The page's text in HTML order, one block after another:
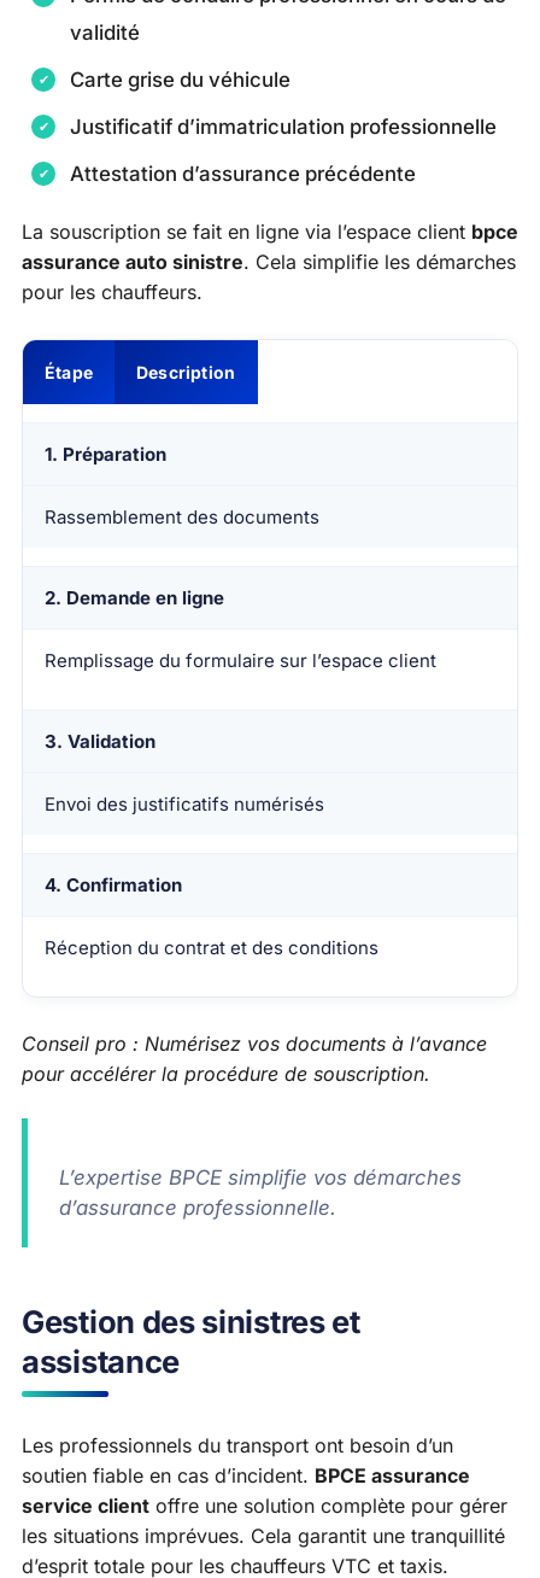
validité
Carte grise du véhicule
Justificatif d’immatriculation professionnelle
Attestation d’assurance précédente
La souscription se fait en ligne via l’espace client bpce
assurance auto sinistre. Cela simplifie les démarches
pour les chauffeurs.
Étape Description
1. Préparation
Rassemblement des documents
2. Demande en ligne
Remplissage du formulaire sur l’espace client
3. Validation
Envoi des justificatifs numérisés
4. Confirmation
Réception du contrat et des conditions
Conseil pro : Numérisez vos documents à l’avance
pour accélérer la procédure de souscription.
L’expertise BPCE simplifie vos démarches
d’assurance professionnelle.
Gestion des sinistres et
assistance
Les professionnels du transport ont besoin d’un
soutien fiable en cas d’incident. BPCE assurance
service client offre une solution complète pour gérer
les situations imprévues. Cela garantit une tranquillité
d’esprit totale pour les chauffeurs VTC et taxis.